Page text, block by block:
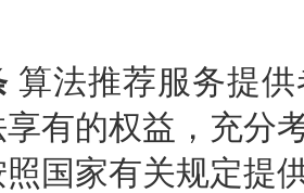
算法推荐服务提
有的权益，充分
国家有关规定提